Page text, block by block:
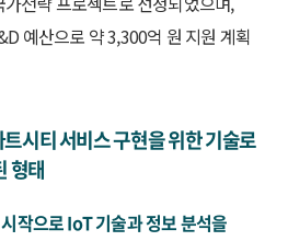
예산으로 약 3,300억 원 지원 계획
시티 서비스 구현을 위한 기술로
형태
작으로 IoT 기술과 정보 분석을